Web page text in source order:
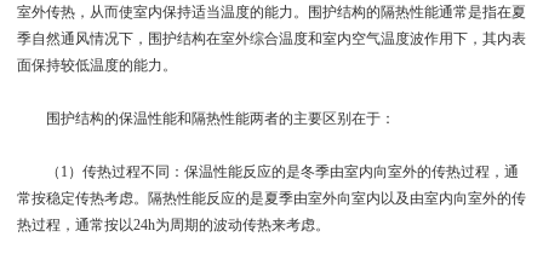
室外传热，从而使室内保持适当温度的能力。围护结构的隔热性能通常是指在夏
季自然通风情况下，围护结构在室外综合温度和室内空气温度波作用下，其内表
面保持较低温度的能力。
围护结构的保温性能和隔热性能两者的主要区别在于：
（1）传热过程不同：保温性能反应的是冬季由室内向室外的传热过程，通
常按稳定传热考虑。隔热性能反应的是夏季由室外向室内以及由室内向室外的传
热过程，通常按以24h为周期的波动传热来考虑。